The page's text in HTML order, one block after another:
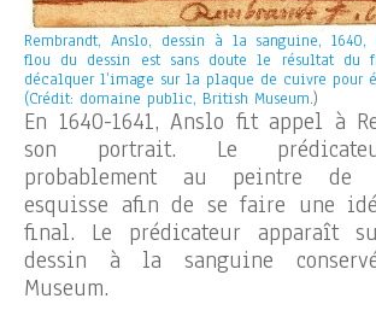
Rembrandt, Anslo, dessin à la sanguine, 1640,
flou du dessin est sans doute le résultat du
décalquer l’image sur la plaque de cuivre pour
(Crédit: domaine public, British Museum.)
En 1640-1641, Anslo fit appel à
son portrait. Le
probablement au peintre de
esquisse afin de se faire une
final. Le prédicateur apparaît
dessin à la sanguine
Museum.